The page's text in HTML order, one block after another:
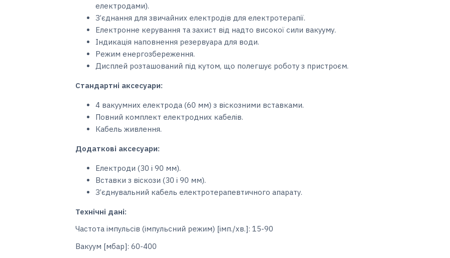
електродами).
З’єднання для звичайних електродів для електротерапії.
Електронне керування та захист від надто високої сили вакууму.
Індикація наповнення резервуара для води.
Режим енергозбереження.
Дисплей розташований під кутом, що полегшує роботу з пристроєм.
Стандартні аксесуари:
4 вакуумних електрода (60 мм) з віскозними вставками.
Повний комплект електродних кабелів.
Кабель живлення.
Додаткові аксесуари:
Електроди (30 і 90 мм).
Вставки з віскози (30 і 90 мм).
З’єднувальний кабель електротерапевтичного апарату.
Технічні дані:
Частота імпульсів (імпульсний режим) [імп./хв.]: 15-90
Вакуум [мбар]: 60-400